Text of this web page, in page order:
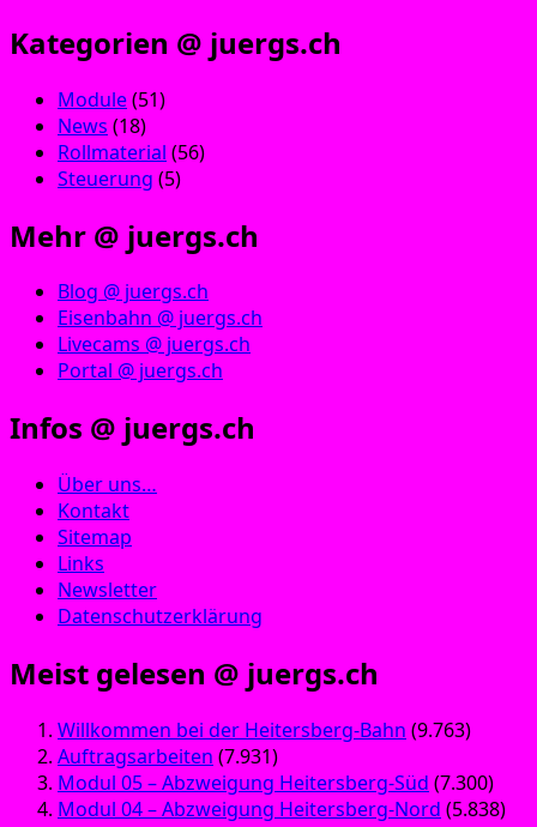
Kategorien @ juergs.ch
Module(51)
News (18)
Rollmaterial (56)
Steuerung (5)
Mehr @ juergs.ch
Blog @ juergs.ch
Eisenbahn @ juergs.ch
Livecams @ juergs.ch
Portal @ juergs.ch
Infos @ juergs.ch
Über uns…
Kontakt
Sitemap
Links
Newsletter
Datenschutzerklärung
Meist gelesen @ juergs.ch
Willkommen bei der Heitersberg-Bahn (9.763)
Auftragsarbeiten (7.931)
Modul 05 – Abzweigung Heitersberg-Süd (7.300)
Modul 04 – Abzweigung Heitersberg-Nord (5.838)